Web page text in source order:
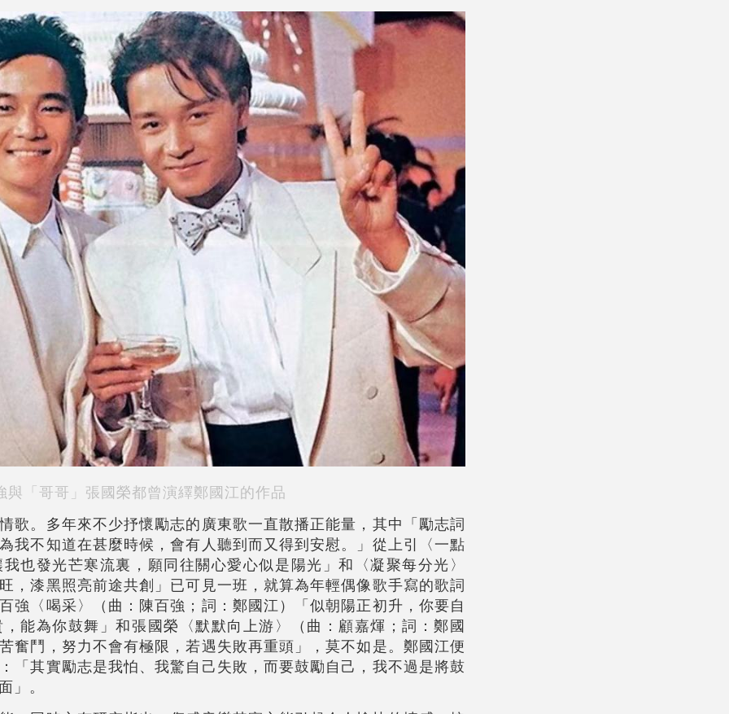
與「哥哥」張國榮都曾演繹鄭國江的作品
歌。多年來不少抒懷勵志的廣東歌一直散播正能量，其中「勵志詞
我不知道在甚麼時候，會有人聽到而又得到安慰。」從上引〈一點
也發光芒寒流裏，願同往關心愛心似是陽光」和〈凝聚每分光〉
，漆黑照亮前途共創」已可見一班，就算為年輕偶像歌手寫的歌詞
強〈喝采〉（曲：陳百強；詞：鄭國江）「似朝陽正初升，你要自
能為你鼓舞」和張國榮〈默默向上游〉（曲：顧嘉煇；詞：鄭國
奮鬥，努力不會有極限，若遇失敗再重頭」，莫不如是。鄭國江便
「其實勵志是我怕、我驚自己失敗，而要鼓勵自己，我不過是將鼓
」。